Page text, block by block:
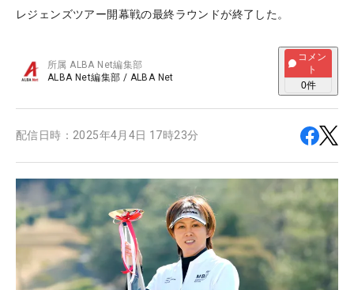
レジェンズツアー開幕戦の最終ラウンドが終了した。
所属ALBA Net編集部
ALBA Net編集部 / ALBA Net
コメン
ト
0件
配信日時： 2025年4月4日 17時23分